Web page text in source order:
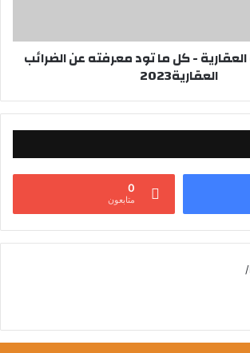
- كل ما تود معرفته عن الضرائب
العقارية2023
0
متابعون